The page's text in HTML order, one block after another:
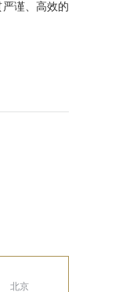
谨、高效的
北京